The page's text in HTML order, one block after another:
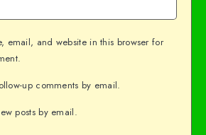
email, and website in this browser for
up comments by email.
posts by email.